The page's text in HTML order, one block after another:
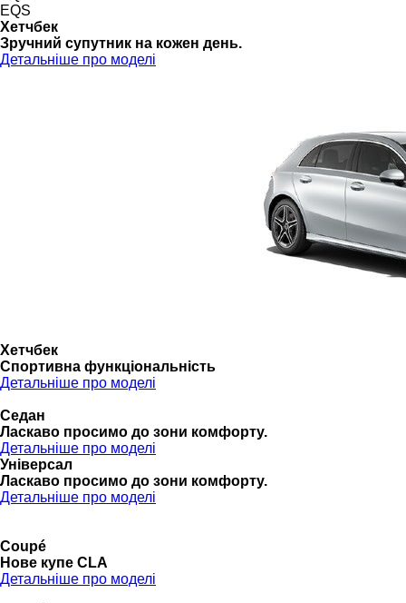
EQS
Хетчбек
Зручний супутник на кожен день.
Детальніше про моделі
Хетчбек
Спортивна функціональність
Детальніше про моделі
Седан
Ласкаво просимо до зони комфорту.
Детальніше про моделі
Універсал
Ласкаво просимо до зони комфорту.
Детальніше про моделі
Coupé
Нове купе CLA
Детальніше про моделі